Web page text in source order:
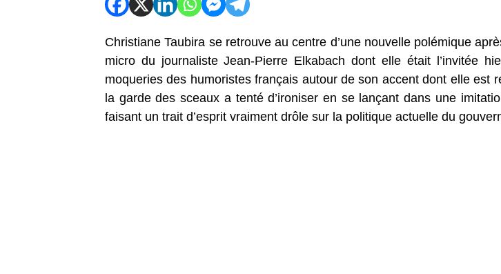
Christiane Taubira se retrouve au centre d’une nouvelle polémique
micro du journaliste Jean-Pierre Elkabach dont elle était l’invitée
moqueries des humoristes français autour de son accent dont elle est
la garde des sceaux a tenté d’ironiser en se lançant dans une
faisant un trait d’esprit vraiment drôle sur la politique actuelle du